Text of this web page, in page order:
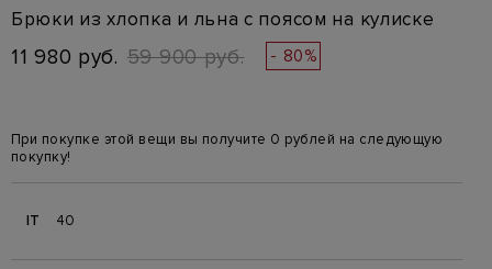
Брюки из хлопка и льна с поясом на кулиске
11 980 руб. 59 900 руб. - 80%
При покупке этой вещи вы получите 0 рублей на следующую
покупку!
IT 40